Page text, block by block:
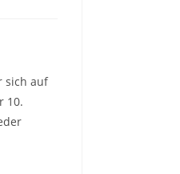
sich auf
10.